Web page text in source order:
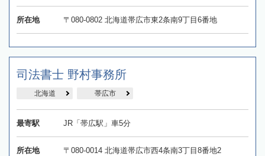
所在地 〒080-0802 北海道帯広市東2条南9丁目6番地
司法書士 野村事務所
北海道 帯広市
最寄駅 JR「帯広駅」車5分
所在地 〒080-0014 北海道帯広市西4条南3丁目8番地2